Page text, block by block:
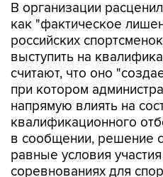
российских
выступить на
считают, что оно
при котором
напрямую влиять на
квалификационного
в сообщении, решение
равные условия
соревнованиях для
национальных